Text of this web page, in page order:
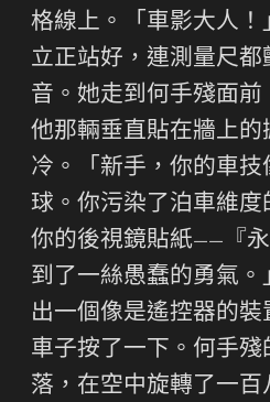
格線上。「車影大人！
立正站好，連測量尺
音。她走到何手殘面
他那輛垂直貼在牆上的
冷。「新手，你的車
球。你污染了泊車維度
你的後視鏡貼紙——『
到了一絲愚蠢的勇氣
出一個像是遙控器的
車子按了一下。何手殘
落，在空中旋轉了一